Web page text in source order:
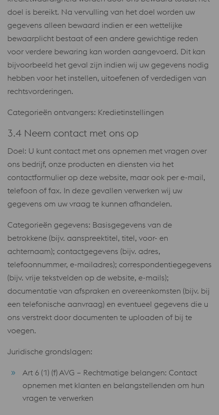
doel is bereikt. Na vervulling van het doel worden uw
gegevens alleen bewaard indien er een wettelijke
bewaarplicht bestaat of een andere gewichtige reden
voor verdere bewaring kan worden aangevoerd. Dit kan
bijvoorbeeld het geval zijn indien wij uw gegevens nodig
hebben voor het instellen, uitoefenen of verdedigen van
rechtsvorderingen.
Categorieën ontvangers: Kredietinstellingen
3.4 Neem contact met ons op
Doel: U kunt contact met ons opnemen met vragen over
ons bedrijf, onze producten en diensten via het
contactformulier op deze website, maar ook per e-mail,
telefoon of fax. In deze gevallen verwerken wij uw
gegevens om uw vraag te kunnen afhandelen.
Categorieën gegevens: Basisgegevens van de
betrokkene (bijv. aanspreektitel, titel, voor- en
achternaam); contactgegevens (bijv. adres,
telefoonnummer, e-mailadres); correspondentiegegevens
(bijv. vrije tekstvelden op de website, e-mails);
documentatie van afspraken en overeenkomsten (bijv. bij
een telefonische aanvraag) en eventueel gegevens die u
ons verstrekt door documenten te uploaden of bij te
voegen.
Juridische grondslagen:
Art 6 (1) (f) AVG – Rechtmatige belangen: Contact
opnemen met klanten en belangstellenden om hun
vragen te verwerken